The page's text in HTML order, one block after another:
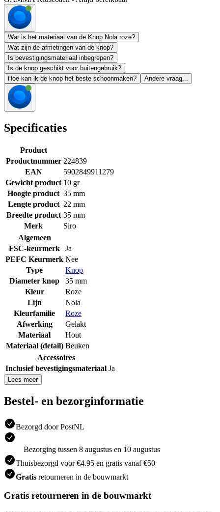
Wat is het materiaal van de Knop Nola roze?
Wat zijn de afmetingen van de knop?
Is bevestigingsmateriaal inbegrepen?
Is de knop geschikt voor buitengebruik?
Hoe kan ik de knop het beste schoonmaken?
Andere vraag...
Specificaties
Product
Productnummer 224839
EAN
5902849911279
Gewicht product 10 gr
Hoogte product 35 mm
Lengte product 22 mm
Breedte product 35 mm
Merk
Siro
Algemeen
FSC-keurmerk
Ja
PEFC Keurmerk Nee
Type
Knop
Diameter knop
35 mm
Kleur
Roze
Lijn
Nola
Kleurfamilie
Roze
Afwerking
Gelakt
Materiaal
Hout
Materiaal (detail) Beuken
Accessoires
Inclusief bevestigingsmateriaal Ja
Lees meer
Bestel- en bezorginformatie
Bezorgd door PostNL
Bezorging tussen 8 augustus en 10 augustus
Thuisbezorgd voor €4.95 en gratis vanaf €50
Gratis retourneren in de bouwmarkt
Gratis retourneren in de bouwmarkt